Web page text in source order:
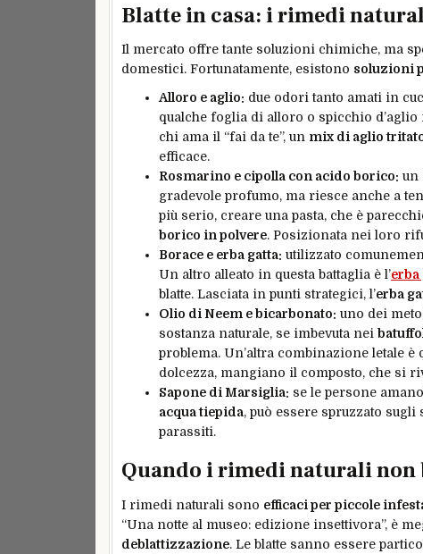
Blatte in casa: i rimedi
Il mercato offre tante soluzioni chimiche, ma
domestici. Fortunatamente, esistono soluzioni
Alloro e aglio: due odori tanto amati in
qualche foglia di alloro o spicchio
chi ama il “fai da te”, un mix di aglio
efficace.
Rosmarino e cipolla con acido borico: un
gradevole profumo, ma riesce anche a
più serio, creare una pasta, che è
borico in polvere. Posizionata nei loro
Borace e erba gatta: utilizzato
Un altro alleato in questa battaglia è l’erba
blatte. Lasciata in punti strategici, l’erba
Olio di Neem e bicarbonato: uno dei
sostanza naturale, se imbevuta nei
problema. Un’altra combinazione letale è
dolcezza, mangiano il composto, che si
Sapone di Marsiglia: se le persone
acqua tiepida, può essere spruzzato
parassiti.
Quando i rimedi naturali non
I rimedi naturali sono efficaci per piccole
“Una notte al museo: edizione insettivora”, è
deblattizzazione. Le blatte sanno essere